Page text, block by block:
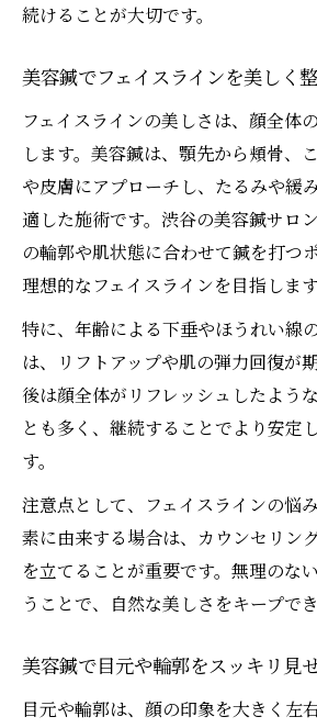
続けることが大切です。
美容鍼でフェイスラインを美しく
フェイスラインの美しさは、顔全体
します。美容鍼は、顎先から頬骨、
や皮膚にアプローチし、たるみや緩
適した施術です。渋谷の美容鍼サロ
の輪郭や肌状態に合わせて鍼を打つ
理想的なフェイスラインを目指します
特に、年齢による下垂やほうれい線
は、リフトアップや肌の弾力回復が
後は顔全体がリフレッシュしたよう
とも多く、継続することでより安定
す。
注意点として、フェイスラインの悩
素に由来する場合は、カウンセリン
を立てることが重要です。無理のな
うことで、自然な美しさをキープでき
美容鍼で目元や輪郭をスッキリ見
目元や輪郭は、顔の印象を大きく左